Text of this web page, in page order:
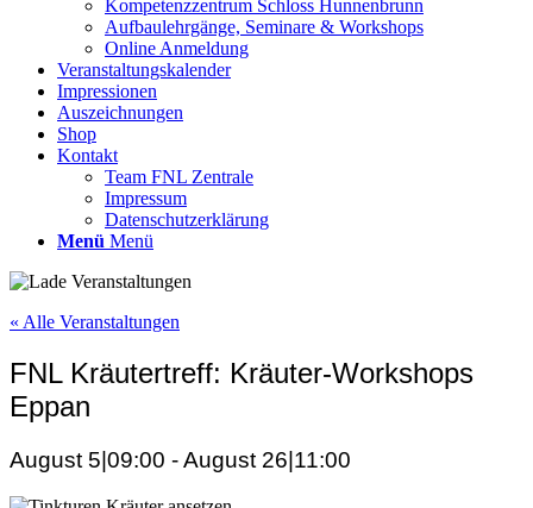
Kompetenzzentrum Schloss Hunnenbrunn
Aufbaulehrgänge, Seminare & Workshops
Online Anmeldung
Veranstaltungskalender
Impressionen
Auszeichnungen
Shop
Kontakt
Team FNL Zentrale
Impressum
Datenschutzerklärung
Menü Menü
« Alle Veranstaltungen
FNL Kräutertreff: Kräuter-Workshops
Eppan
August 5|09:00 -August 26|11:00